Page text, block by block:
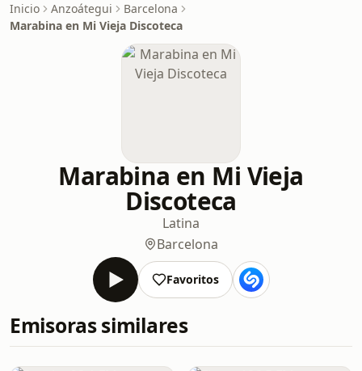
Inicio Anzoátegui
Barcelona
Marabina en Mi Vieja Discoteca
Marabina en Mi Vieja
Discoteca
Latina
Barcelona
Favoritos
Emisoras similares